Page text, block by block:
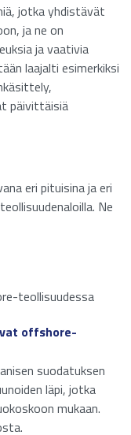
jotka yhdistävät
ja ne on
ja vaativia
laajalti esimerkiksi
päivittäisiä
eri pituisina ja eri
Ne
offshore-
suodatuksen
läpi, jotka
mukaan.